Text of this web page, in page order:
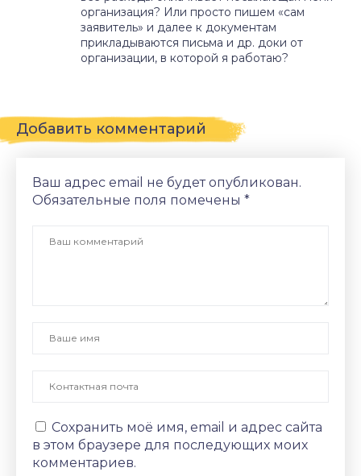
организация? Или просто пишем «сам
заявитель» и далее к документам
прикладываются письма и др. доки от
организации, в которой я работаю?
Добавить комментарий
Ваш адрес email не будет опубликован.
Обязательные поля помечены *
Сохранить моё имя, email и адрес сайта
в этом браузере для последующих моих
комментариев.